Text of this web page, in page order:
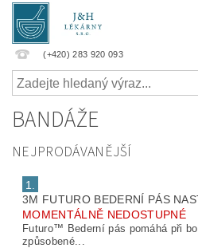
(+420) 283 920 093
BANDÁŽE
NEJPRODÁVANĚJŠÍ
1.
3M FUTURO BEDERNÍ PÁS
MOMENTÁLNĚ NEDOSTUPNÉ
Futuro™ Bederní pás pomáhá při
způsobené...